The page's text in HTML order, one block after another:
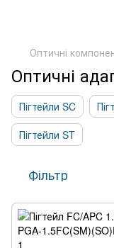
Оптичні
Оптичні
Пігтейли SC
Пігтейли ST
Фільтр